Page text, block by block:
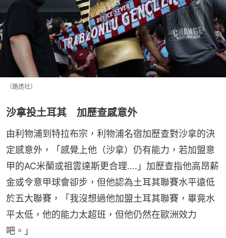
（路透社）
沙拿投土耳其 加歷查感意外
由利物浦到特拉布宗，利物浦名宿加歷查對沙拿的決
定感意外，「感覺上他（沙拿）仍有能力，若加盟意
甲的AC米蘭或祖雲達斯更合理....」加歷查指他高昂薪
金或令意甲球會卻步，但他認為土耳其聯賽水平遠低
於五大聯賽，「我沒想過他加盟土耳其聯賽，畢竟水
平太低，他的能力太超班，但他仍然在歐洲效力
吧。」